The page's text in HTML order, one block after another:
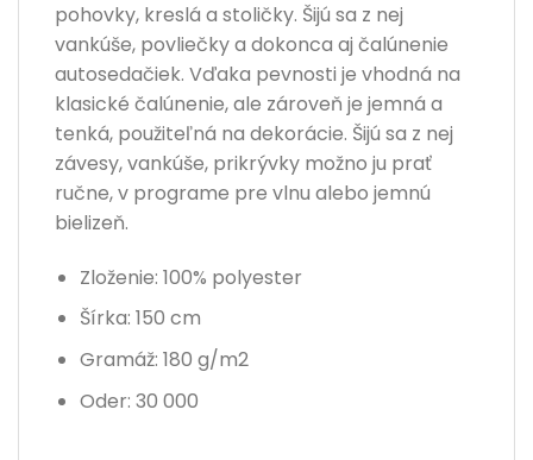
pohovky, kreslá a stoličky. Šijú sa z nej
vankúše, povliečky a dokonca aj čalúnenie
autosedačiek. Vďaka pevnosti je vhodná na
klasické čalúnenie, ale zároveň je jemná a
tenká, použiteľná na dekorácie. Šijú sa z nej
závesy, vankúše, prikrývky možno ju prať
ručne, v programe pre vlnu alebo jemnú
bielizeň.
Zloženie: 100% polyester
Šírka: 150 cm
Gramáž: 180 g/m2
Oder: 30 000